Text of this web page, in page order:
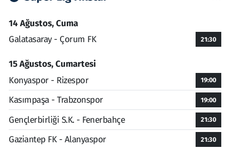
14 Ağustos, Cuma
Galatasaray - Çorum FK
21:30
15 Ağustos, Cumartesi
Konyaspor - Rizespor
19:00
Kasımpaşa - Trabzonspor 19:00
Gençlerbirliği S.K. - Fenerbahçe 21:30
Gaziantep FK - Alanyaspor 21:30